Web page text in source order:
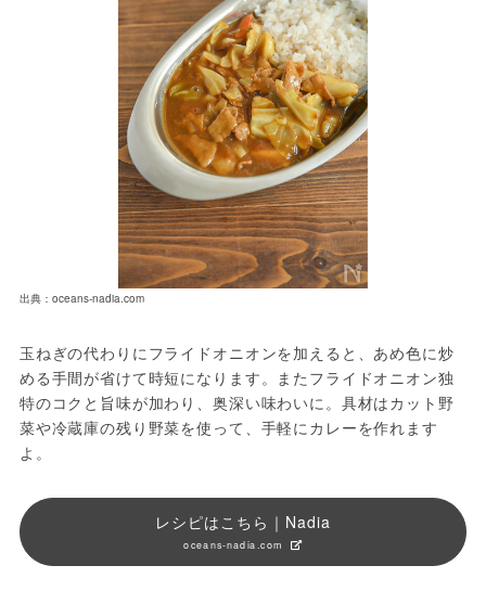
出典：oceans-nadia.com
玉ねぎの代わりにフライドオニオンを加えると、あめ色に炒
める手間が省けて時短になります。またフライドオニオン独
特のコクと旨味が加わり、奥深い味わいに。具材はカット野
菜や冷蔵庫の残り野菜を使って、手軽にカレーを作れます
よ。
レシピはこちら｜Nadia
oceans-nadia.com